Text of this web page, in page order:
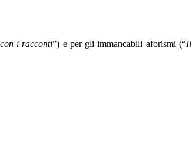
i racconti”) e per gli immancabili aforismi (“Il